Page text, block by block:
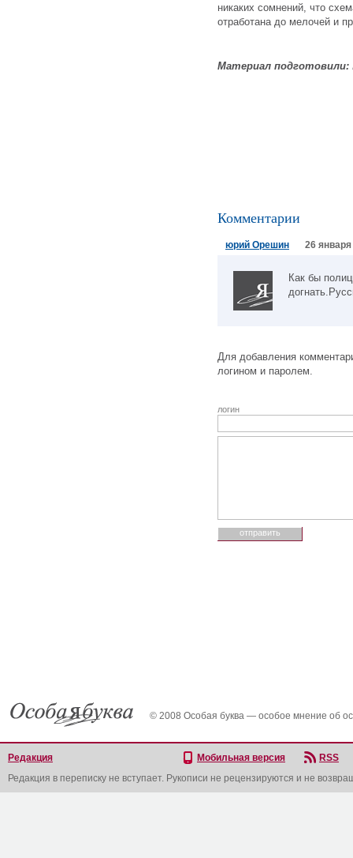
никаких сомнений, что
отработана до мелочей и
Материал подготовили:
Комментарии
юрий Орешин 26
Как бы
Для добавления
логином и паролем.
логин
© 2008 Особая буква — особое мнение об
Редакция Мобильная версия
RSS
Редакция в переписку не вступает. Рукописи не рецензируются и не